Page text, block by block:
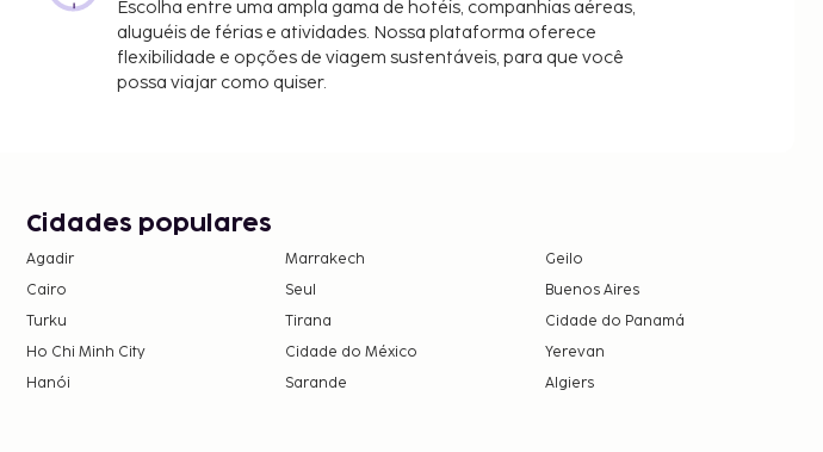
Escolha entre uma ampla gama de hotéis, companhias aéreas,
aluguéis de férias e atividades. Nossa plataforma oferece
flexibilidade e opções de viagem sustentáveis, para que você
possa viajar como quiser.
Cidades populares
Agadir Marrakech
Geilo
Cairo
Seul
Buenos Aires
Turku
Tirana
Cidade do Panamá
Ho Chi Minh City
Cidade do México
Yerevan
Hanói
Sarande Algiers